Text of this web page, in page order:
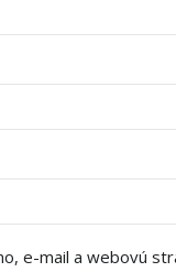
e-mail a webovú